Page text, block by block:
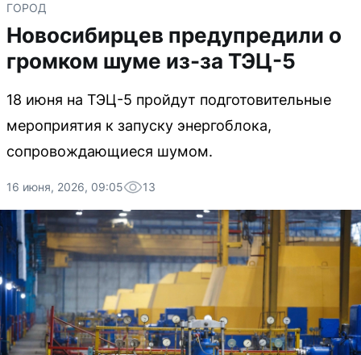
ГОРОД
Новосибирцев предупредили о
громком шуме из-за ТЭЦ-5
18 июня на ТЭЦ-5 пройдут подготовительные
мероприятия к запуску энергоблока,
сопровождающиеся шумом.
16 июня, 2026, 09:05 13